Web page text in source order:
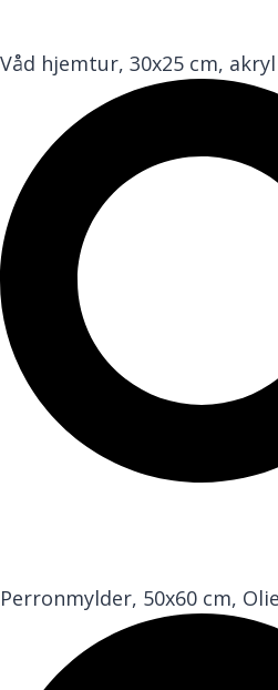
Våd hjemtur, 30x25 cm,
Perronmylder, 50x60 cm,